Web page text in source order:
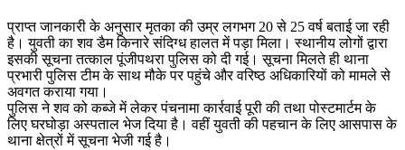
प्राप्त जानकारी के अनुसार मृतका की उम्र लगभग 20 से 25 वर्ष बताई जा रही
है। युवती का शव डैम किनारे संदिग्ध हालत में पड़ा मिला। स्थानीय लोगों द्वारा
इसकी सूचना तत्काल पूंजीपथरा पुलिस को दी गई। सूचना मिलते ही थाना
प्रभारी पुलिस टीम के साथ मौके पर पहुंचे और वरिष्ठ अधिकारियों को मामले से
अवगत कराया गया।
पुलिस ने शव को कब्जे में लेकर पंचनामा कार्रवाई पूरी की तथा पोस्टमार्टम के
लिए घरघोड़ा अस्पताल भेज दिया है। वहीं युवती की पहचान के लिए आसपास के
थाना क्षेत्रों में सूचना भेजी गई है।